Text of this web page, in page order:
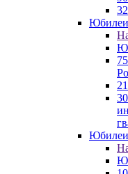
Юбилеи